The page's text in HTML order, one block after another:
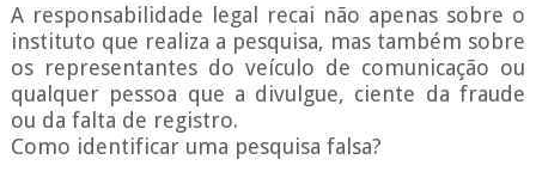
A responsabilidade legal recai não apenas sobre o
instituto que realiza a pesquisa, mas também sobre
os representantes do veículo de comunicação ou
qualquer pessoa que a divulgue, ciente da fraude
ou da falta de registro.
Como identificar uma pesquisa falsa?